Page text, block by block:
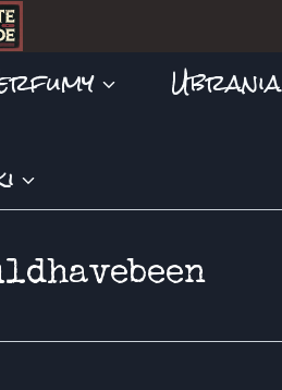
Ubrania